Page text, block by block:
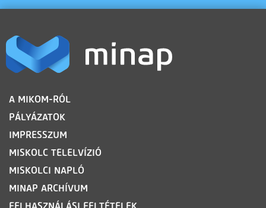
LÁBLÉC
A MIKOM-RÓL
PÁLYÁZATOK
IMPRESSZUM
MISKOLC TELELVÍZIÓ
MISKOLCI NAPLÓ
MINAP ARCHÍVUM